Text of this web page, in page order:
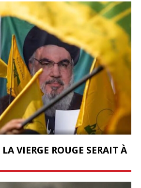
VIERGE ROUGE SERAIT À